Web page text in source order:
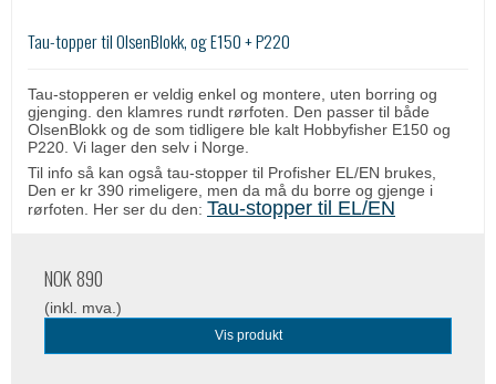
Tau-topper til OlsenBlokk, og E150 + P220
Tau-stopperen er veldig enkel og montere, uten borring og
gjenging. den klamres rundt rørfoten. Den passer til både
OlsenBlokk og de som tidligere ble kalt Hobbyfisher E150 og
P220. Vi lager den selv i Norge.
Til info så kan også tau-stopper til Profisher EL/EN brukes,
Den er kr 390 rimeligere, men da må du borre og gjenge i
rørfoten. Her ser du den: Tau-stopper til EL/EN
NOK 890
(inkl. mva.)
Vis produkt